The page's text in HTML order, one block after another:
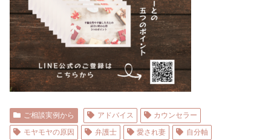
ご相談実例から アドバイス
カウンセラー
モヤモヤの原因
弁護士 愛され妻
自分軸